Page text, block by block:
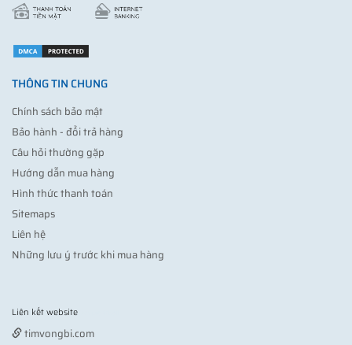
THÔNG TIN CHUNG
Chính sách bảo mật
Bảo hành - đổi trả hàng
Câu hỏi thường gặp
Hướng dẫn mua hàng
Hình thức thanh toán
Sitemaps
Liên hệ
Những lưu ý trước khi mua hàng
Liên kết website
timvongbi.com